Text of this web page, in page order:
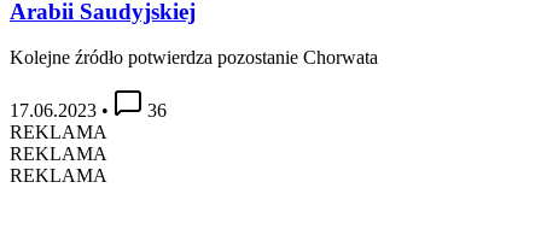
Arabii Saudyjskiej
Kolejne źródło potwierdza pozostanie Chorwata
17.06.2023 •
36
REKLAMA
REKLAMA
REKLAMA